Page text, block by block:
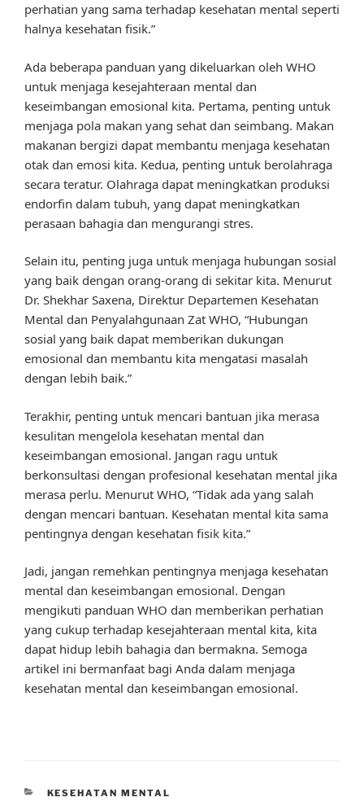
perhatian yang sama terhadap kesehatan mental seperti
halnya kesehatan fisik.”
Ada beberapa panduan yang dikeluarkan oleh WHO
untuk menjaga kesejahteraan mental dan
keseimbangan emosional kita. Pertama, penting untuk
menjaga pola makan yang sehat dan seimbang. Makan
makanan bergizi dapat membantu menjaga kesehatan
otak dan emosi kita. Kedua, penting untuk berolahraga
secara teratur. Olahraga dapat meningkatkan produksi
endorfin dalam tubuh, yang dapat meningkatkan
perasaan bahagia dan mengurangi stres.
Selain itu, penting juga untuk menjaga hubungan sosial
yang baik dengan orang-orang di sekitar kita. Menurut
Dr. Shekhar Saxena, Direktur Departemen Kesehatan
Mental dan Penyalahgunaan Zat WHO, “Hubungan
sosial yang baik dapat memberikan dukungan
emosional dan membantu kita mengatasi masalah
dengan lebih baik.”
Terakhir, penting untuk mencari bantuan jika merasa
kesulitan mengelola kesehatan mental dan
keseimbangan emosional. Jangan ragu untuk
berkonsultasi dengan profesional kesehatan mental jika
merasa perlu. Menurut WHO, “Tidak ada yang salah
dengan mencari bantuan. Kesehatan mental kita sama
pentingnya dengan kesehatan fisik kita.”
Jadi, jangan remehkan pentingnya menjaga kesehatan
mental dan keseimbangan emosional. Dengan
mengikuti panduan WHO dan memberikan perhatian
yang cukup terhadap kesejahteraan mental kita, kita
dapat hidup lebih bahagia dan bermakna. Semoga
artikel ini bermanfaat bagi Anda dalam menjaga
kesehatan mental dan keseimbangan emosional.
CATEGORIES
KESEHATAN MENTAL